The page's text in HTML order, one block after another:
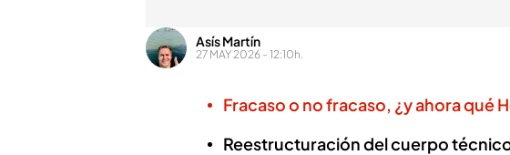
Asís Martín
27 MAY 2026 - 12:10h.
Fracaso o no fracaso, ¿y ahora qué
Reestructuración del cuerpo